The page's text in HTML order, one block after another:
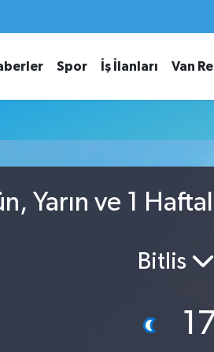
Spor İş İlanları Van
Yarın ve 1
Bitlis